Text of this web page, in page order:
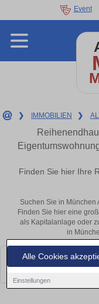
Alle Cookies
Einstellungen
Event
❯ IMMOBILIEN ❯
Finden Sie hier Ihre
Suchen Sie in
Finden Sie hier eine
als Kapitalanlage oder
in
Leider konnten wir derzeit
bald wieder vorbei!